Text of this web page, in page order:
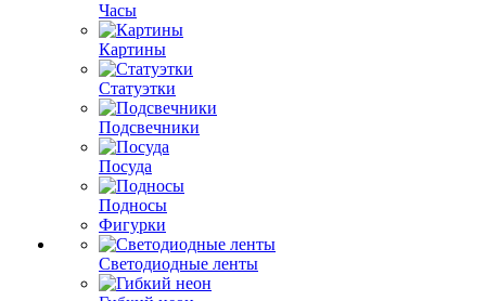
Часы
Картины
Статуэтки
Подсвечники
Посуда
Подносы
Фигурки
Светодиодные ленты